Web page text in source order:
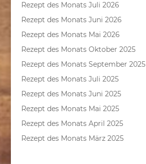
Rezept des Monats Juli 2026
Rezept des Monats Juni 2026
Rezept des Monats Mai 2026
Rezept des Monats Oktober 2025
Rezept des Monats September 2025
Rezept des Monats Juli 2025
Rezept des Monats Juni 2025
Rezept des Monats Mai 2025
Rezept des Monats April 2025
Rezept des Monats März 2025